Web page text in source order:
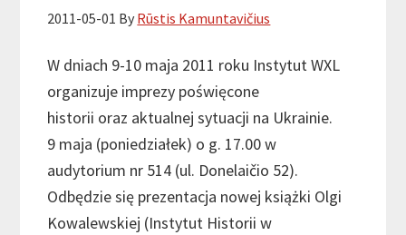
2011-05-01 By Rūstis Kamuntavičius
W dniach 9-10 maja 2011 roku Instytut WXL
organizuje imprezy poświęcone
historii oraz aktualnej sytuacji na Ukrainie.
9 maja (poniedziałek) o g. 17.00 w
audytorium nr 514 (ul. Donelaičio 52).
Odbędzie się prezentacja nowej książki Olgi
Kowalewskiej (Instytut Historii w